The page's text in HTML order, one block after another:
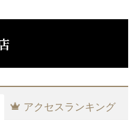
京都 神奈川県
アクセスランキング